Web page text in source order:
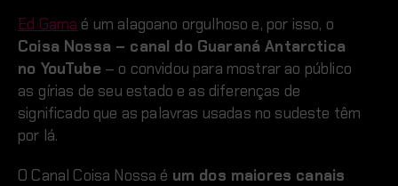
Ed Gama é um alagoano orgulhoso e, por isso, o
Coisa Nossa – canal do Guaraná Antarctica
no YouTube – o convidou para mostrar ao público
as gírias de seu estado e as diferenças de
significado que as palavras usadas no sudeste têm
por lá.
O Canal Coisa Nossa é um dos maiores canais